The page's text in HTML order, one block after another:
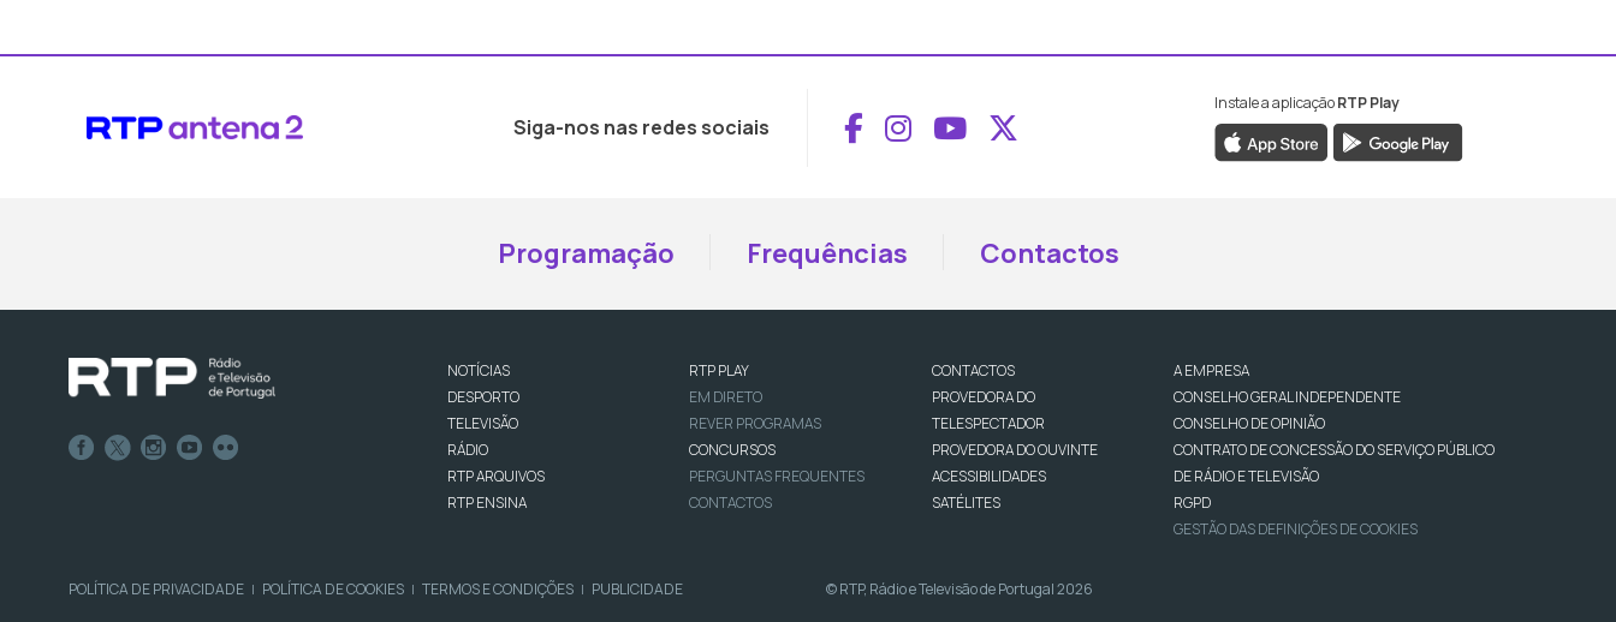
Siga-nos nas redes sociais Aceder ao Facebook da RTP Antena 2
Aceder ao Instagram da RTP Antena 2
Aceder ao YouTube da RTP Antena 2
Aceder ao X da RTP Antena 2
Instale a aplicaçãoRTP Play
Programação Frequências Contactos
NOTÍCIAS
DESPORTO
TELEVISÃO
RÁDIO
RTP ARQUIVOS
RTP ENSINA
RTP PLAY
EM DIRETO
REVER PROGRAMAS
CONCURSOS
PERGUNTAS FREQUENTES
CONTACTOS
CONTACTOS
PROVEDORA DO
TELESPECTADOR
PROVEDORA DO OUVINTE
ACESSIBILIDADES
SATÉLITES
A EMPRESA
CONSELHO GERAL INDEPENDENTE
CONSELHO DE OPINIÃO
CONTRATO DE CONCESSÃO DO SERVIÇO PÚBLICO
DE RÁDIO E TELEVISÃO
RGPD
GESTÃO DAS DEFINIÇÕES DE COOKIES
POLÍTICA DE PRIVACIDADE | POLÍTICA DE COOKIES | TERMOS E CONDIÇÕES | PUBLICIDADE © RTP, Rádio e Televisão de Portugal 2026